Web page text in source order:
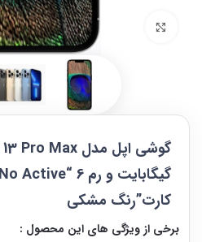
بزرگنمایی تصویر
کارت”رنگ مشکی
برخی از ویژگی های این محصول :